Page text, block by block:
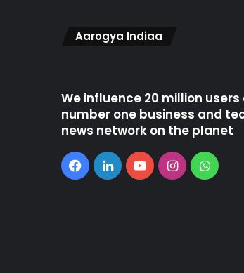
Aarogya Indiaa
We influence 20 million
number one business and
news network on the planet
Facebook
LinkedInYouTubeInstagram